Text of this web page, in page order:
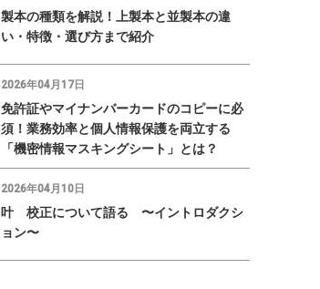
製本の種類を解説！上製本と並製本の違
い・特徴・選び方まで紹介
2026年04月17日
免許証やマイナンバーカードのコピーに必
須！業務効率と個人情報保護を両立する
「機密情報マスキングシート」とは？
2026年04月10日
叶 校正について語る 〜イントロダクシ
ョン〜